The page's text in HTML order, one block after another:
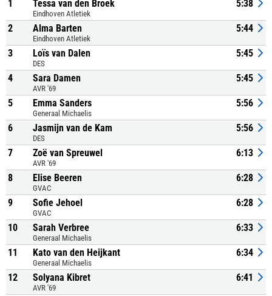
1 Tessa van den Broek
Eindhoven Atletiek
5:38
2 Alma Barten
Eindhoven Atletiek
5:44
3 Loïs van Dalen
DES
5:45
4 Sara Damen
AVR '69
5:45
5 Emma Sanders
Generaal Michaelis
5:56
6 Jasmijn van de Kam
DES
5:56
7 Zoë van Spreuwel
AVR '69
6:13
8 Elise Beeren
GVAC
6:28
9 Sofie Jehoel
GVAC
6:28
10 Sarah Verbree
Generaal Michaelis
6:33
11 Kato van den Heijkant
Generaal Michaelis
6:34
12 Solyana Kibret
AVR '69
6:41